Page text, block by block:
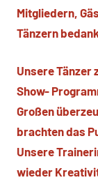
Mitgliedern,
Tänzern
Unsere Tänzer
Show-
Großen
brachten das
Unsere
wieder